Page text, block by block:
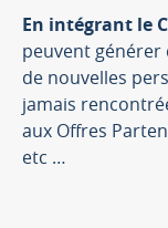
En intégrant le
peuvent
de nouvelles
jamais
aux Offres
etc …